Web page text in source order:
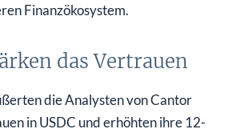
Finanzökosystem.
das Vertrauen
die Analysten von Cantor
in USDC und erhöhten ihre 12-